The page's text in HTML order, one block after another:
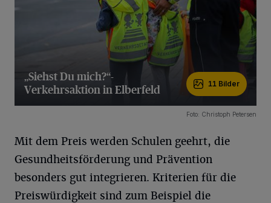
„Siehst Du mich?“-
Verkehrsaktion in Elberfeld
11 Bilder
Foto: Christoph Petersen
Mit dem Preis werden Schulen geehrt, die
Gesundheitsförderung und Prävention
besonders gut integrieren. Kriterien für die
Preiswürdigkeit sind zum Beispiel die